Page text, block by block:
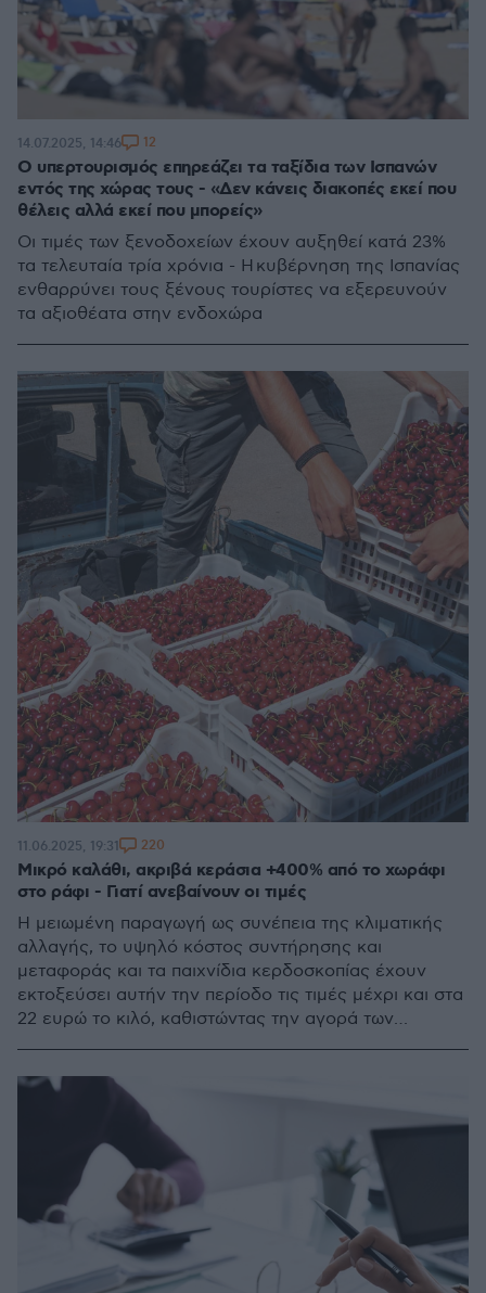
Ο υπερτουρισμός επηρεάζει τα ταξίδια των Ισπανών
εντός της χώρας τους - «Δεν κάνεις διακοπές εκεί που
θέλεις αλλά εκεί που μπορείς»
Οι τιμές των ξενοδοχείων έχουν αυξηθεί κατά 23%
τα τελευταία τρία χρόνια - Η κυβέρνηση της Ισπανίας
ενθαρρύνει τους ξένους τουρίστες να εξερευνούν
τα αξιοθέατα στην ενδοχώρα
14.07.2025, 14:46 12
Μικρό καλάθι, ακριβά κεράσια +400% από το χωράφι
στο ράφι - Γιατί ανεβαίνουν οι τιμές
Η μειωμένη παραγωγή ως συνέπεια της κλιματικής
αλλαγής, το υψηλό κόστος συντήρησης και
μεταφοράς και τα παιχνίδια κερδοσκοπίας έχουν
εκτοξεύσει αυτήν την περίοδο τις τιμές μέχρι και στα
22 ευρώ το κιλό, καθιστώντας την αγορά των
11.06.2025, 19:31 220